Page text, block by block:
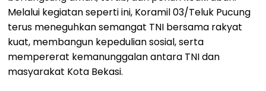
Melalui kegiatan seperti ini, Koramil 03/Teluk Pucung
terus meneguhkan semangat TNI bersama rakyat
kuat, membangun kepedulian sosial, serta
mempererat kemanunggalan antara TNI dan
masyarakat Kota Bekasi.